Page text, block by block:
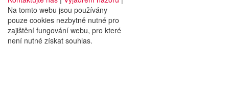
Na tomto webu jsou používány
pouze cookies nezbytně nutné pro
zajištění fungování webu, pro které
není nutné získat souhlas.